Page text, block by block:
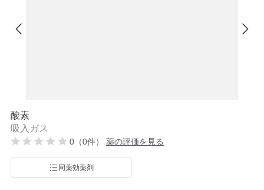
酸素
吸入ガス
0（0件） 薬の評価を見る
同薬効薬剤